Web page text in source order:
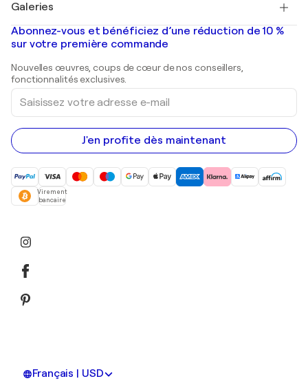
Banksy
Mr. Brainwash
Shepard Fairey
Tableaux abstraits à vendre
Peintures de paysage
Estampes
Peintures acryliques
Galeries
Galeries d'art en France
Galeries d'art en Belgique
Abonnez-vous et bénéficiez d’une réduction de 10 %
sur votre première commande
Nouvelles œuvres, coups de cœur de nos conseillers,
fonctionnalités exclusives.
Saisissez
votre
adresse
e-
mail
J'en profite dès maintenant
Virement
bancaire
Français | USD